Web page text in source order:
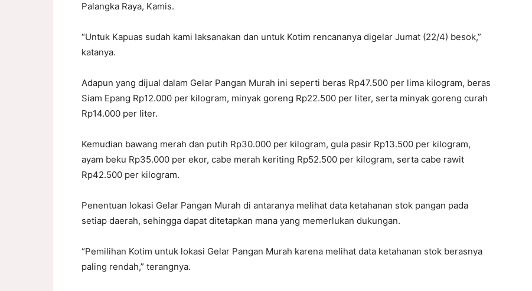
Palangka Raya, Kamis.
“Untuk Kapuas sudah kami laksanakan dan untuk Kotim rencananya digelar Jumat (22/4) besok,”
katanya.
Adapun yang dijual dalam Gelar Pangan Murah ini seperti beras Rp47.500 per lima kilogram, beras
Siam Epang Rp12.000 per kilogram, minyak goreng Rp22.500 per liter, serta minyak goreng curah
Rp14.000 per liter.
Kemudian bawang merah dan putih Rp30.000 per kilogram, gula pasir Rp13.500 per kilogram,
ayam beku Rp35.000 per ekor, cabe merah keriting Rp52.500 per kilogram, serta cabe rawit
Rp42.500 per kilogram.
Penentuan lokasi Gelar Pangan Murah di antaranya melihat data ketahanan stok pangan pada
setiap daerah, sehingga dapat ditetapkan mana yang memerlukan dukungan.
“Pemilihan Kotim untuk lokasi Gelar Pangan Murah karena melihat data ketahanan stok berasnya
paling rendah,” terangnya.